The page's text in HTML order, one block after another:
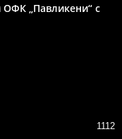
„Павликени“ с
1112